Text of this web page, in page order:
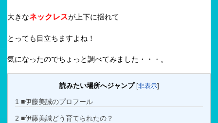
大きなネックレスが上下に揺れて
とっても目立ちますよね！
気になったのでちょっと調べてみました・・・。
読みたい場所へジャンプ [非表示]
1 ■伊藤美誠のプロフール
2 ■伊藤美誠どう育てられたの？